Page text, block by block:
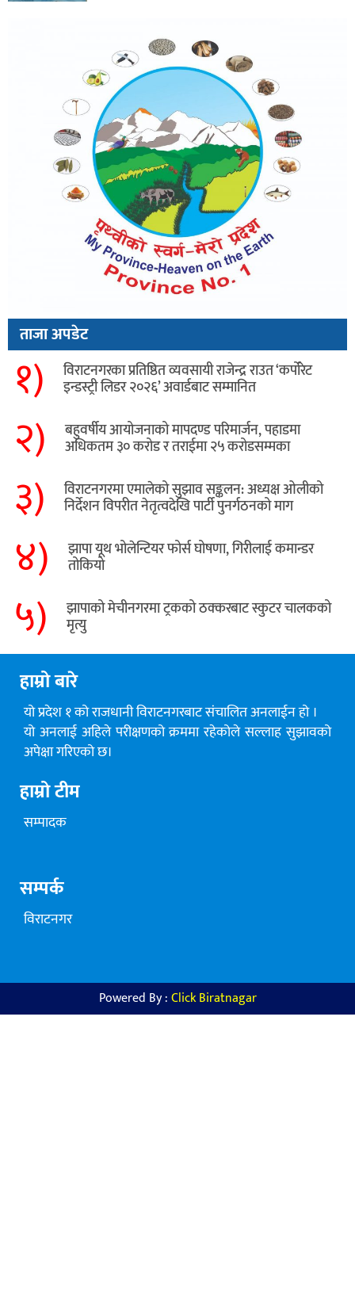
ताजा अपडेट
१) विराटनगरका प्रतिष्ठित व्यवसायी राजेन्द्र राउत ‘कर्पोरेट
इन्डस्ट्री लिडर २०२६’ अवार्डबाट सम्मानित
२) बहुवर्षीय आयोजनाको मापदण्ड परिमार्जन, पहाडमा
अधिकतम ३० करोड र तराईमा २५ करोडसम्मका
३) विराटनगरमा एमालेको सुझाव सङ्कलन: अध्यक्ष ओलीको
निर्देशन विपरीत नेतृत्वदेखि पार्टी पुनर्गठनको माग
४) झापा यूथ भोलेन्टियर फोर्स घोषणा, गिरीलाई कमान्डर
तोकियो
५) ​झापाको मेचीनगरमा ट्रकको ठक्करबाट स्कुटर चालकको
मृत्यु
हाम्रो बारे
यो प्रदेश १ को राजधानी विराटनगरबाट संचालित अनलाईन हो ।
यो अनलाई अहिले परीक्षणको क्रममा रहेकोले सल्लाह सुझावको
अपेक्षा गरिएको छ।
हाम्रो टीम
सम्पादक
सम्पर्क
विराटनगर
Powered By :Click Biratnagar